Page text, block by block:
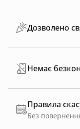
Дозволено
Немає
Правила
Без